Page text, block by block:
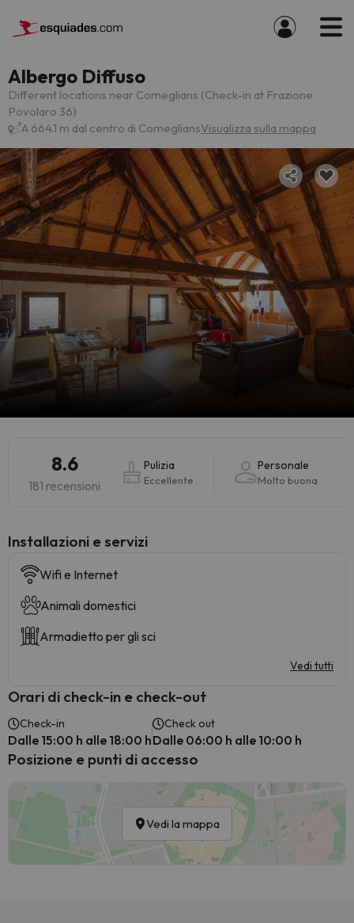
Albergo Diffuso
Different locations near Comeglians (Check-in at Frazione
Povolaro 36)
A 664.1 m dal centro di ComegliansVisualizza sulla mappa
8.6
181 recensioni
Pulizia
Eccellente
Personale
Molto buona
Installazioni e servizi
Wifi e Internet
Animali domestici
Armadietto per gli sci
Vedi tutti
Orari di check-in e check-out
Check-in
Dalle 15:00 h alle 18:00 h
Check out
Dalle 06:00 h alle 10:00 h
Posizione e punti di accesso
Vedi la mappa